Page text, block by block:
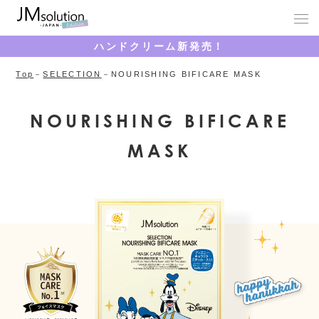
ハンドクリーム新発売！
Top SELECTION NOURISHING BIFICARE MASK
NOURISHING BIFICARE
MASK